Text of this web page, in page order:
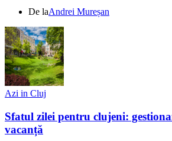
De laAndrei Mureșan
Azi in Cluj
Sfatul zilei pentru clujeni:
vacanță